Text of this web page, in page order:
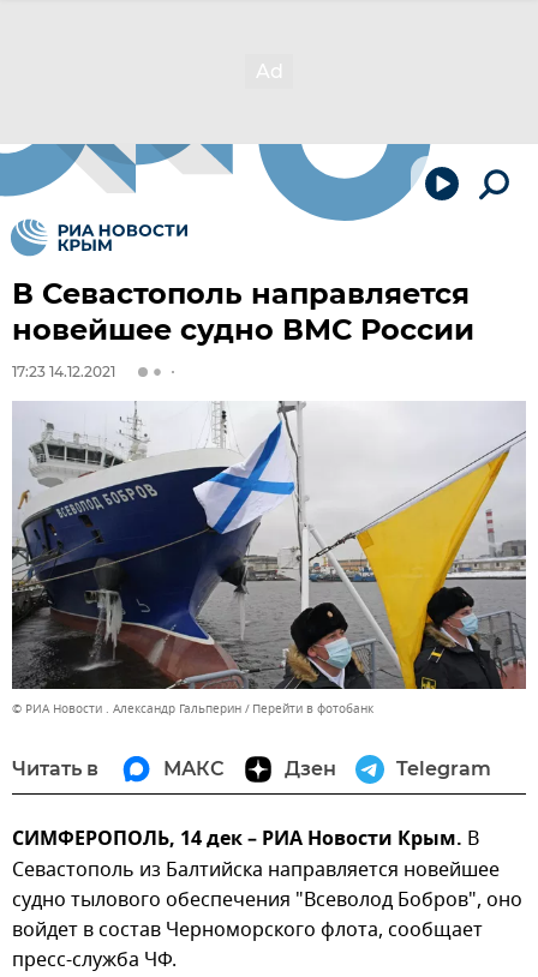
В Севастополь направляется
новейшее судно ВМС России
17:23 14.12.2021
© РИА Новости . Александр Гальперин Перейти в фотобанк
Читать в МАКС Дзен Telegram
СИМФЕРОПОЛЬ, 14 дек – РИА Новости Крым. В
Севастополь из Балтийска направляется новейшее
судно тылового обеспечения "Всеволод Бобров", оно
войдет в состав Черноморского флота, сообщает
пресс-служба ЧФ.